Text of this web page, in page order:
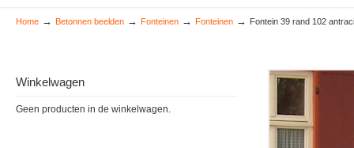
Home → Betonnen beelden → Fonteinen → Fonteinen → Fontein 39 rand 102
Winkelwagen
Geen producten in de winkelwagen.